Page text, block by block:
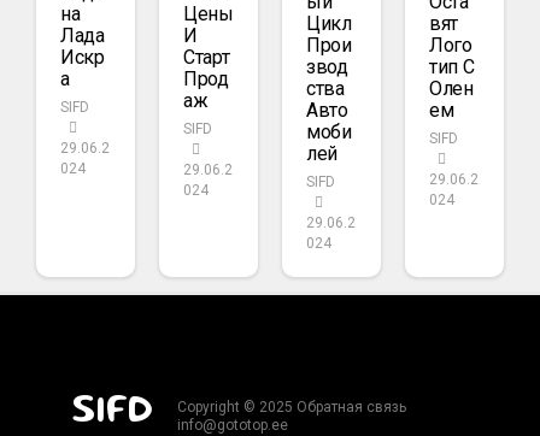
На
Лада
Искр
А
SIFD
29.06.2
024
Цены
И
Старт
Прод
Аж
SIFD
29.06.2
024
Цикл
Прои
Звод
Ства
Авто
Моби
Лей
SIFD
29.06.2
024
Вят
Лого
Тип С
Олен
Ем
SIFD
29.06.2
024
SIFD
Copyright © 2025 Обратная связь
info@gototop.ee